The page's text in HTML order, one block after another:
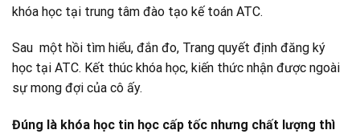
khóa học tại trung tâm đào tạo kế toán ATC.
Sau một hồi tìm hiểu, đắn đo, Trang quyết định đăng ký
học tại ATC. Kết thúc khóa học, kiến thức nhận được ngoài
sự mong đợi của cô ấy.
Đúng là khóa học tin học cấp tốc nhưng chất lượng thì